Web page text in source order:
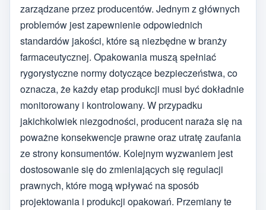
zarządzane przez producentów. Jednym z głównych
problemów jest zapewnienie odpowiednich
standardów jakości, które są niezbędne w branży
farmaceutycznej. Opakowania muszą spełniać
rygorystyczne normy dotyczące bezpieczeństwa, co
oznacza, że każdy etap produkcji musi być dokładnie
monitorowany i kontrolowany. W przypadku
jakichkolwiek niezgodności, producent naraża się na
poważne konsekwencje prawne oraz utratę zaufania
ze strony konsumentów. Kolejnym wyzwaniem jest
dostosowanie się do zmieniających się regulacji
prawnych, które mogą wpływać na sposób
projektowania i produkcji opakowań. Przemiany te